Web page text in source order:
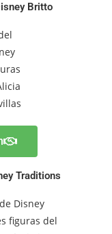
Britto
Traditions